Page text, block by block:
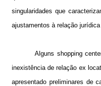
singularidades que
ajustamentos à relação
Alguns shopping
inexistência de relação ex
apresentado preliminares de